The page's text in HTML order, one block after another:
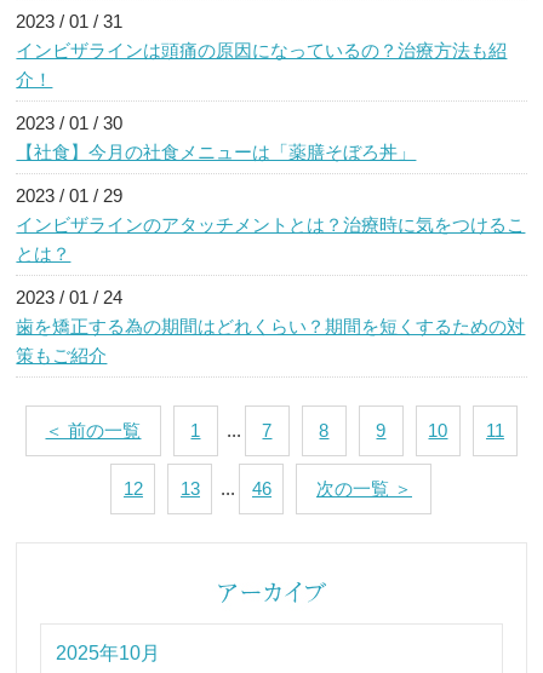
2023 / 01 / 31
インビザラインは頭痛の原因になっているの？治療方法も紹
介！
2023 / 01 / 30
【社食】今月の社食メニューは「薬膳そぼろ丼」
2023 / 01 / 29
インビザラインのアタッチメントとは？治療時に気をつけるこ
とは？
2023 / 01 / 24
歯を矯正する為の期間はどれくらい？期間を短くするための対
策もご紹介
＜ 前の一覧 1 ... 7 8 9 10 11
12 13 ... 46 次の一覧 ＞
2025年10月